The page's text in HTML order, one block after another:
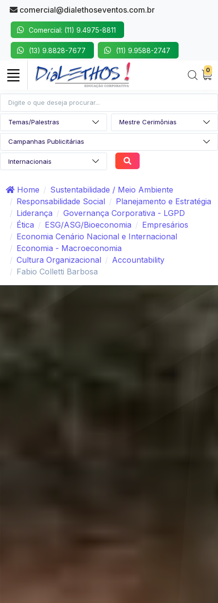
comercial@dialethoseventos.com.br
Comercial: (11) 9.4975-8811
(13) 9.8828-7677 (11) 9.9588-2747
0
Home
Sustentabilidade / Meio Ambiente
Responsabilidade Social
Planejamento e Estratégia
Liderança
Governança Corporativa - LGPD
Ética
ESG/ASG/Bioeconomia
Empresários
Economia Cenário Nacional e Internacional
Economia - Macroeconomia
Cultura Organizacional
Accountability
Fabio Colletti Barbosa